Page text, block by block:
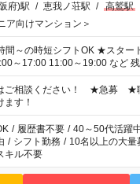
府)駅 / 恵我ノ荘駅 / 高鷲駅
ア向けマンション＞
シフトOK ★スタート時間選べます！ 7:00～
～17:00 11:00～19:00 など 残業なし！
のお仕事と合わせ週40時間超
に基づき、週20時間以上勤務
す ※労働者派遣法（日雇い派遣
短期間の就業はご案内が難しい
ご相談ください！ ★急募 ★
ます！
/ 履歴書不要 / 40～50代活躍
/ シフト勤務 / 10名以上の大量
キル不要